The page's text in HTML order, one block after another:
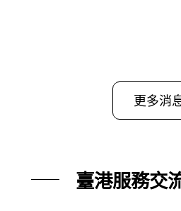
更多消
臺港服務交